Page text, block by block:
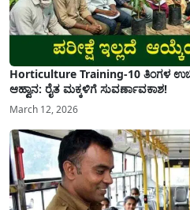
Horticulture Training-10 ತಿಂಗಳ
ಆಹ್ವಾನ: ರೈತ ಮಕ್ಕಳಿಗೆ ಸುವರ್ಣಾವಕಾಶ!
March 12, 2026